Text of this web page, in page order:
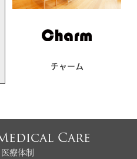
チャーム
Care
療体制